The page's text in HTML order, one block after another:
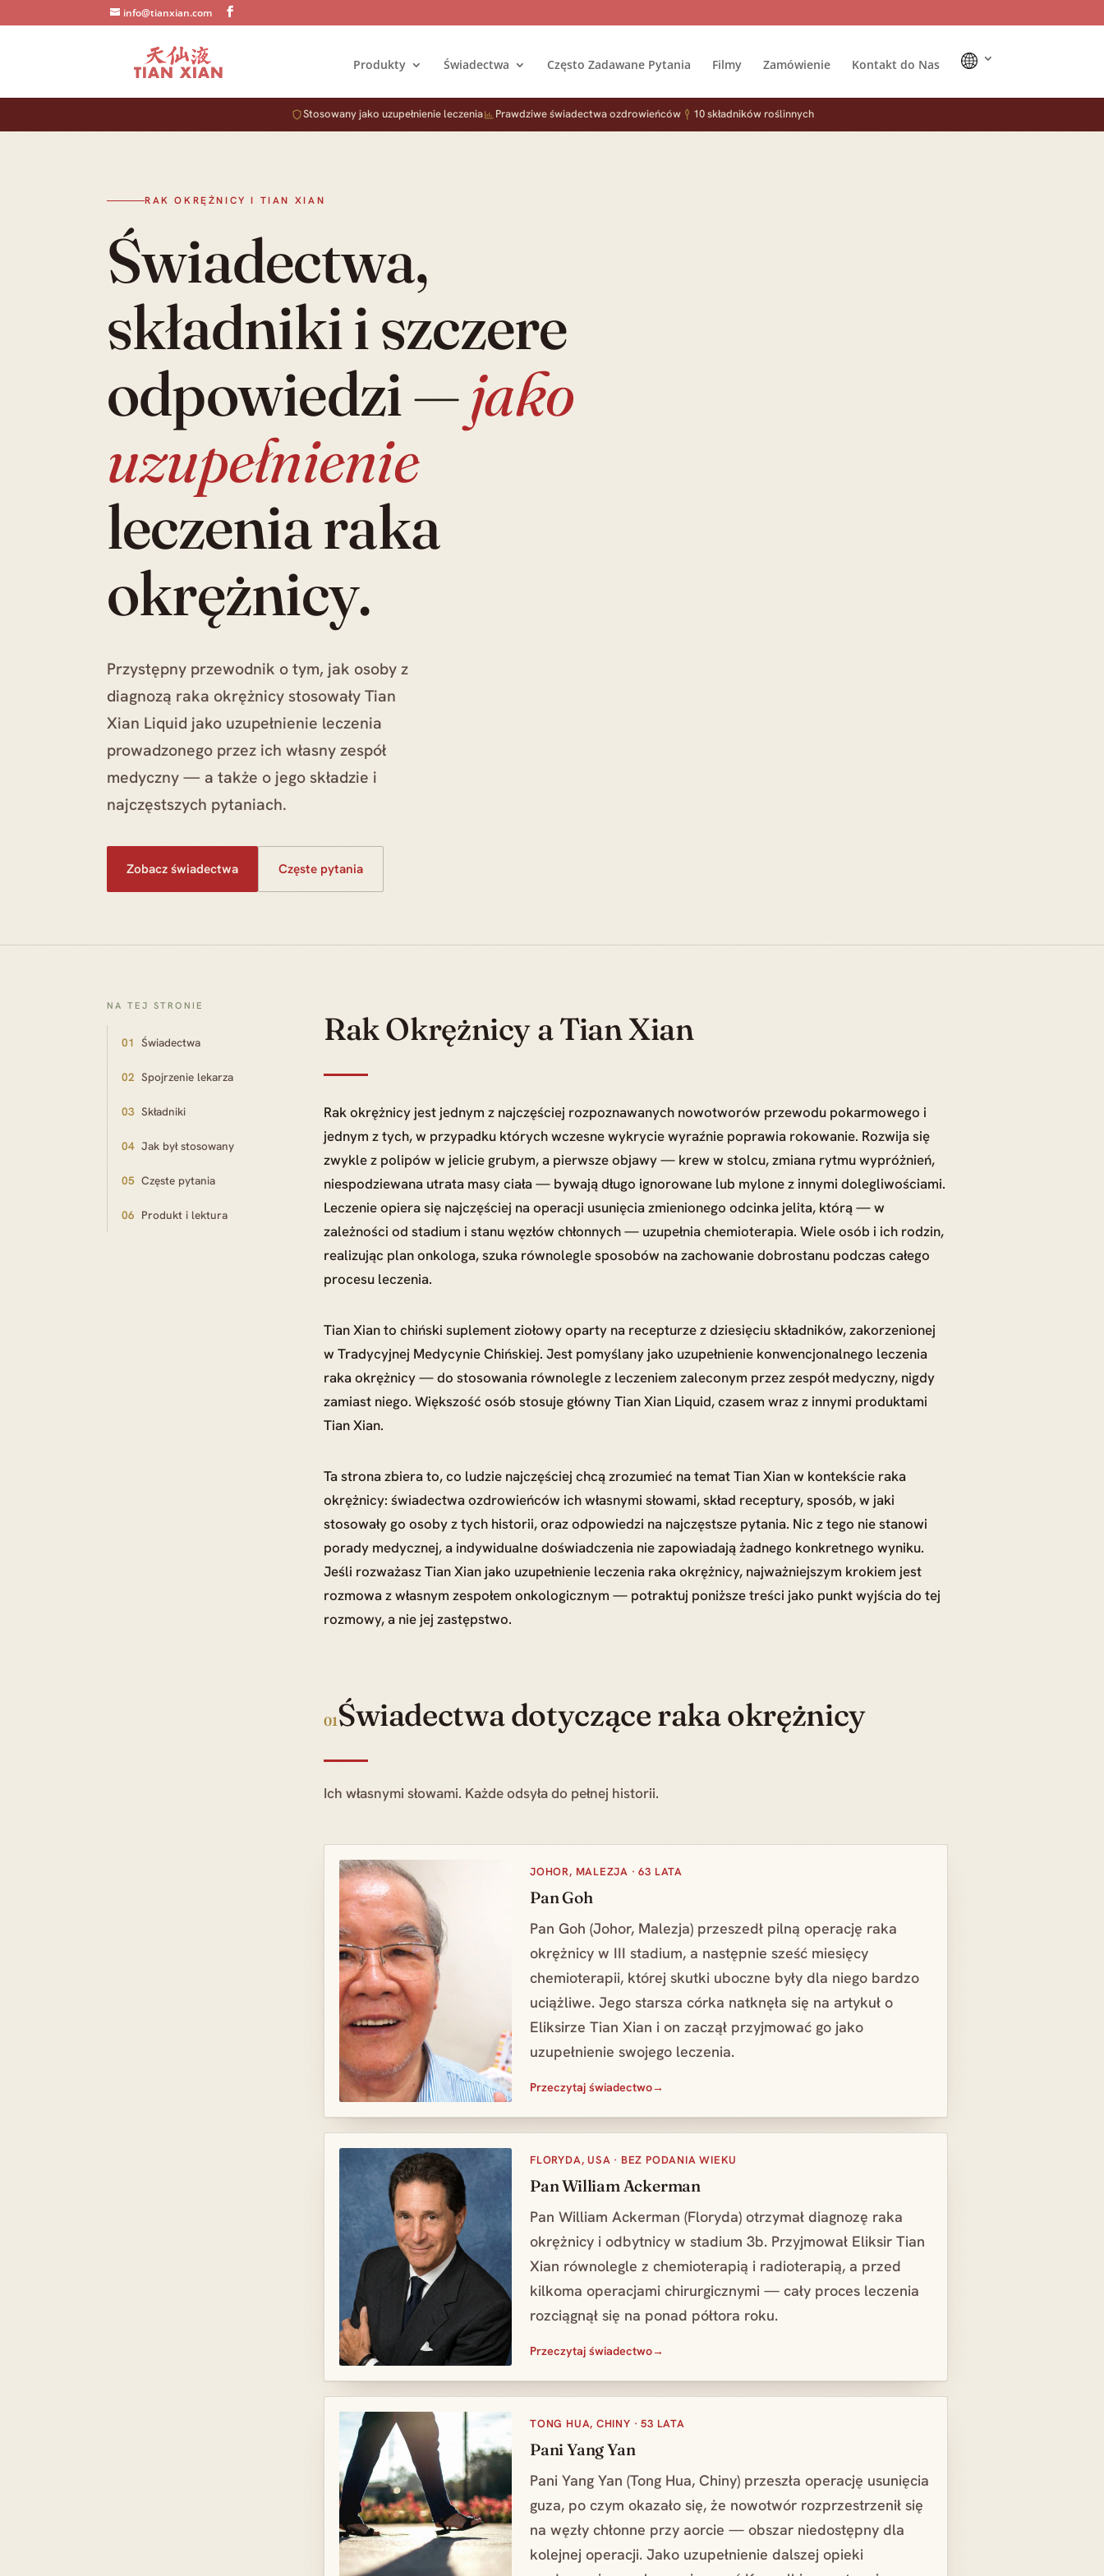
info@tianxian.com
Produkty Świadectwa Często Zadawane Pytania Filmy Zamówienie Kontakt do Nas
Stosowany jako uzupełnienie leczenia Prawdziwe świadectwa ozdrowieńców 10 składników roślinnych
RAK OKRĘŻNICY I TIAN XIAN
Świadectwa,
składniki i szczere
odpowiedzi —jako
uzupełnienie
leczenia raka
okrężnicy.
Przystępny przewodnik o tym, jak osoby z
diagnozą raka okrężnicy stosowały Tian
Xian Liquid jako uzupełnienie leczenia
prowadzonego przez ich własny zespół
medyczny — a także o jego składzie i
najczęstszych pytaniach.
Zobacz świadectwa Częste pytania
NA TEJ STRONIE
01 Świadectwa
02 Spojrzenie lekarza
03 Składniki
04 Jak był stosowany
05 Częste pytania
06 Produkt i lektura
Rak Okrężnicy a Tian Xian
Rak okrężnicy jest jednym z najczęściej rozpoznawanych nowotworów przewodu pokarmowego i
jednym z tych, w przypadku których wczesne wykrycie wyraźnie poprawia rokowanie. Rozwija się
zwykle z polipów w jelicie grubym, a pierwsze objawy — krew w stolcu, zmiana rytmu wypróżnień,
niespodziewana utrata masy ciała — bywają długo ignorowane lub mylone z innymi dolegliwościami.
Leczenie opiera się najczęściej na operacji usunięcia zmienionego odcinka jelita, którą — w
zależności od stadium i stanu węzłów chłonnych — uzupełnia chemioterapia. Wiele osób i ich rodzin,
realizując plan onkologa, szuka równolegle sposobów na zachowanie dobrostanu podczas całego
procesu leczenia.
Tian Xian to chiński suplement ziołowy oparty na recepturze z dziesięciu składników, zakorzenionej
w Tradycyjnej Medycynie Chińskiej. Jest pomyślany jako uzupełnienie konwencjonalnego leczenia
raka okrężnicy — do stosowania równolegle z leczeniem zaleconym przez zespół medyczny, nigdy
zamiast niego. Większość osób stosuje główny Tian Xian Liquid, czasem wraz z innymi produktami
Tian Xian.
Ta strona zbiera to, co ludzie najczęściej chcą zrozumieć na temat Tian Xian w kontekście raka
okrężnicy: świadectwa ozdrowieńców ich własnymi słowami, skład receptury, sposób, w jaki
stosowały go osoby z tych historii, oraz odpowiedzi na najczęstsze pytania. Nic z tego nie stanowi
porady medycznej, a indywidualne doświadczenia nie zapowiadają żadnego konkretnego wyniku.
Jeśli rozważasz Tian Xian jako uzupełnienie leczenia raka okrężnicy, najważniejszym krokiem jest
rozmowa z własnym zespołem onkologicznym — potraktuj poniższe treści jako punkt wyjścia do tej
rozmowy, a nie jej zastępstwo.
01Świadectwa dotyczące raka okrężnicy
Ich własnymi słowami. Każde odsyła do pełnej historii.
JOHOR, MALEZJA · 63 LATA
Pan Goh
Pan Goh (Johor, Malezja) przeszedł pilną operację raka
okrężnicy w III stadium, a następnie sześć miesięcy
chemioterapii, której skutki uboczne były dla niego bardzo
uciążliwe. Jego starsza córka natknęła się na artykuł o
Eliksirze Tian Xian i on zaczął przyjmować go jako
uzupełnienie swojego leczenia.
Przeczytaj świadectwo
FLORYDA, USA · BEZ PODANIA WIEKU
Pan William Ackerman
Pan William Ackerman (Floryda) otrzymał diagnozę raka
okrężnicy i odbytnicy w stadium 3b. Przyjmował Eliksir Tian
Xian równolegle z chemioterapią i radioterapią, a przed
kilkoma operacjami chirurgicznymi — cały proces leczenia
rozciągnął się na ponad półtora roku.
Przeczytaj świadectwo
TONG HUA, CHINY · 53 LATA
Pani Yang Yan
Pani Yang Yan (Tong Hua, Chiny) przeszła operację usunięcia
guza, po czym okazało się, że nowotwór rozprzestrzenił się
na węzły chłonne przy aorcie — obszar niedostępny dla
kolejnej operacji. Jako uzupełnienie dalszej opieki